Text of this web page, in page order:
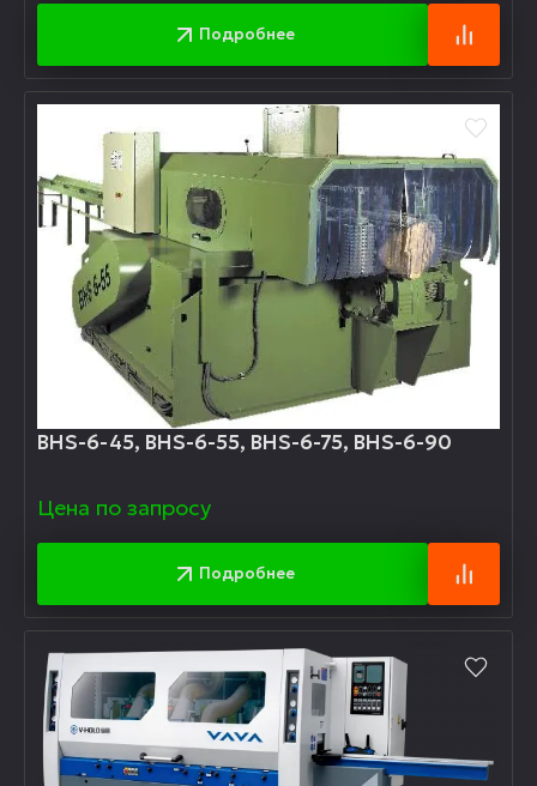
Подробнее
BHS-6-45, BHS-6-55, BHS-6-75, BHS-6-90
Цена по запросу
Подробнее